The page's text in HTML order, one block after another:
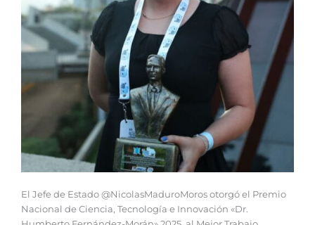
El Jefe de Estado @NicolasMaduroMoros otorgó el Premio
Nacional de Ciencia, Tecnología e Innovación «Dr.